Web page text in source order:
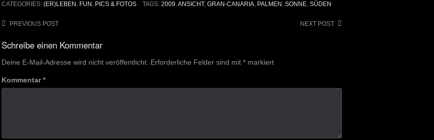
CATEGORIES: (ER)LEBEN , FUN , PICS & FOTOS TAGS: 2009,ANSICHT, GRAN-CANARIA, PALMEN , SONNE, SÜDEN
Post
navigation
PREVIOUS POST NEXT POST
Schreibe einen Kommentar
Deine E-Mail-Adresse wird nicht veröffentlicht. Erforderliche Felder sind mit * markiert
Kommentar*